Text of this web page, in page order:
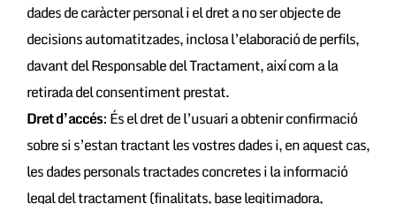
dades de caràcter personal i el dret a no ser objecte de
decisions automatitzades, inclosa l’elaboració de perfils,
davant del Responsable del Tractament, així com a la
retirada del consentiment prestat.
Dret d’accés: És el dret de l’usuari a obtenir confirmació
sobre si s’estan tractant les vostres dades i, en aquest cas,
les dades personals tractades concretes i la informació
legal del tractament (finalitats, base legitimadora,